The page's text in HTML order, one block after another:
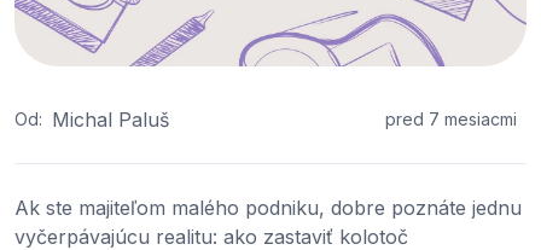
Od: Michal Paluš pred 7 mesiacmi
Ak ste majiteľom malého podniku, dobre poznáte jednu
vyčerpávajúcu realitu: ako zastaviť kolotoč